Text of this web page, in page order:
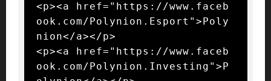
<p><a href="https://www.faceb
ook.com/Polynion.Esport">Poly
nion</a></p>
<p><a href="https://www.faceb
ook.com/Polynion.Investing">P